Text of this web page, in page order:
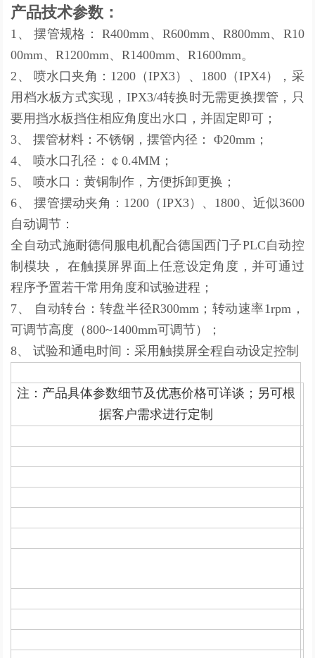
产品技术参数：
1、 摆管规格： R400mm、R600mm、R800mm、R10
00mm、R1200mm、R1400mm、R1600mm。
2、 喷水口夹角：1200（IPX3）、1800（IPX4），采
用档水板方式实现，IPX3/4转换时无需更换摆管，只
要用挡水板挡住相应角度出水口，并固定即可；
3、 摆管材料：不锈钢，摆管内径： Φ20mm；
4、 喷水口孔径：￠0.4MM；
5、 喷水口：黄铜制作，方便拆卸更换；
6、 摆管摆动夹角：1200（IPX3）、1800、近似3600
自动调节：
全自动式施耐德伺服电机配合德国西门子PLC自动控
制模块， 在触摸屏界面上任意设定角度，并可通过
程序予置若干常用角度和试验进程；
7、 自动转台：转盘半径R300mm；转动速率1rpm，
可调节高度（800~1400mm可调节）；
8、 试验和通电时间：采用触摸屏全程自动设定控制
注：产品具体参数细节及优惠价格可详谈；另可根
据客户需求进行定制